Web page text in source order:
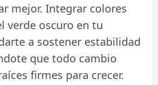
mejor. Integrar colores
verde oscuro en tu
a sostener estabilidad
que todo cambio
firmes para crecer.